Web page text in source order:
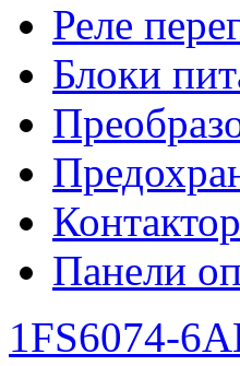
Реле
Блоки
Панели
1FS6074-